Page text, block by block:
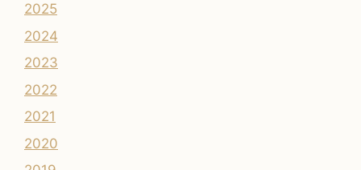
2025
2024
2023
2022
2021
2020